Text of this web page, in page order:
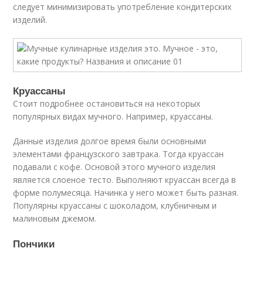
следует минимизировать употребление кондитерских
изделий.
Круассаны
Стоит подробнее остановиться на некоторых
популярных видах мучного. Например, круассаны.
Данные изделия долгое время были основными
элементами французского завтрака. Тогда круассан
подавали с кофе. Основой этого мучного изделия
является слоеное тесто. Выполняют круассан всегда в
форме полумесяца. Начинка у него может быть разная.
Популярны круассаны с шоколадом, клубничным и
малиновым джемом.
Пончики